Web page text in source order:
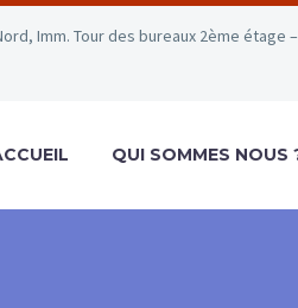
Imm. Tour des bureaux 2ème étage –
QUI SOMMES NOUS